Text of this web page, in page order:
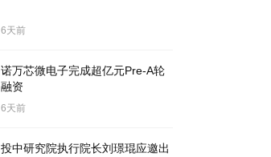
6天前
诺万芯微电子完成超亿元Pre-A轮
融资
6天前
投中研究院执行院长刘璟琨应邀出